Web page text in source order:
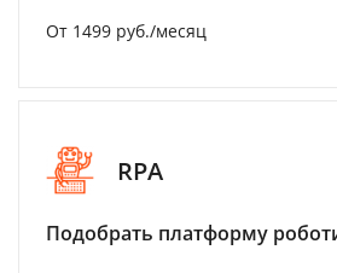
От 1499 руб./месяц
RPA
Подобрать платформу